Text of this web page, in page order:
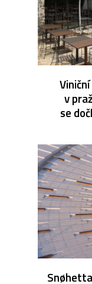
v
se